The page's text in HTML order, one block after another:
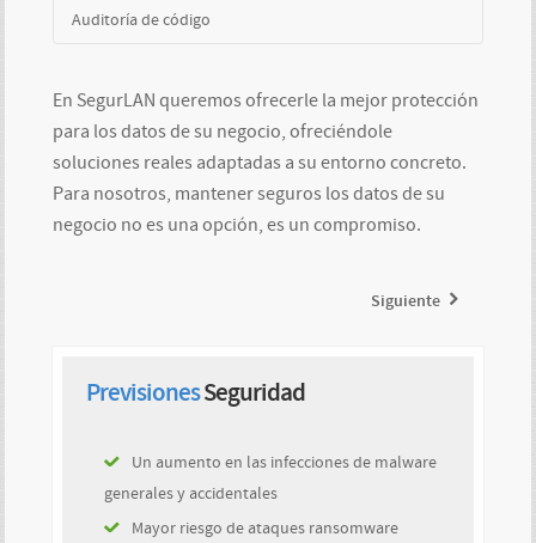
éstas aplicaciones.
inalámbrica.
debilidades, etc.
Auditoría de código
Investigación en el código de páginas Web y
aplicaciones en infinidad de lenguajes de
programación.
En SegurLAN queremos ofrecerle la mejor protección
para los datos de su negocio, ofreciéndole
soluciones reales adaptadas a su entorno concreto.
Para nosotros, mantener seguros los datos de su
negocio no es una opción, es un compromiso.
Siguiente
PrevisionesSeguridad
Un aumento en las infecciones de malware
generales y accidentales
Mayor riesgo de ataques ransomware